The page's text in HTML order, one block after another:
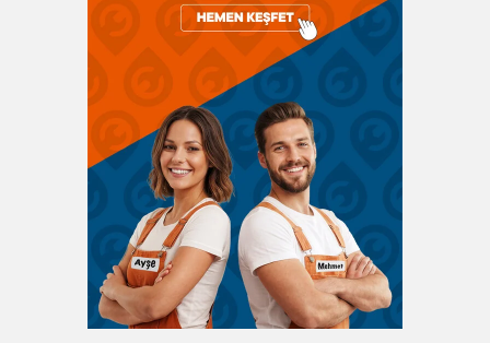
refraktometreçeşitleri karışımların içerisinde
bulunan şeker ya da tuz miktarını ölçmenize olanak
tanır. Ölçüm cihazları
alkolmetre
gibi ürünler ile gıda
endüstrisinden petrokimyaya, ev mutfaklarından
otomotiv endüstrisine kadar geniş bir kullanım alanına
sahiptir. Böylece ürünler arasından günlük hayatınızı
kolaylaştıracak ve bazı malzemelerin ölçümünü
yapmanıza yardımcı olacak pek çok seçenek
olduğunu görebilirsiniz. Test yapmak istediğiniz
sistemleri ya da malzemeleri göz önünde
bulundurarak seçenekler arasından seçiminizi
yapabilir, aradığınız ürünlere kısa süre içinde